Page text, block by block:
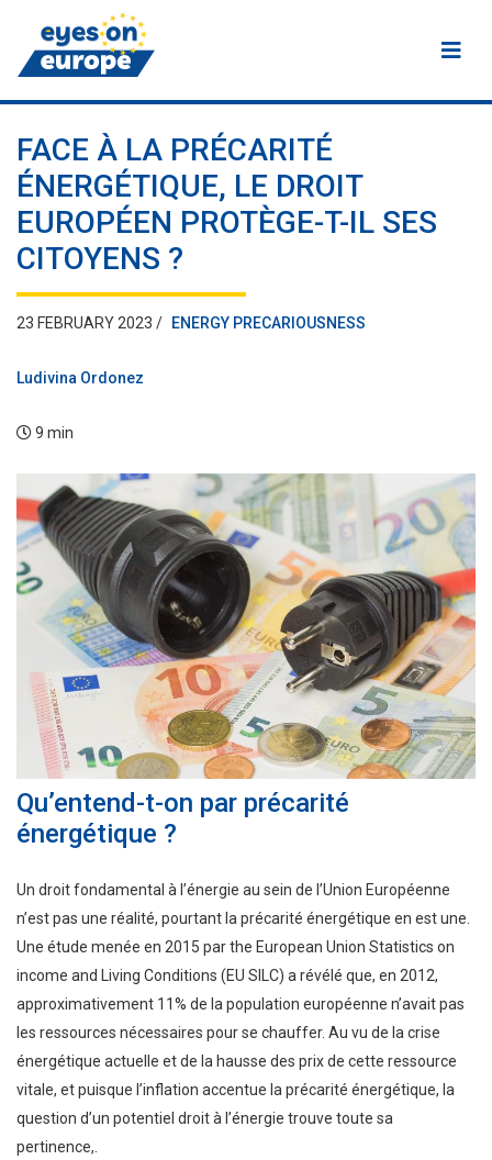
Eyes on Europe
FACE À LA PRÉCARITÉ
ÉNERGÉTIQUE, LE DROIT
EUROPÉEN PROTÈGE-T-IL SES
CITOYENS ?
23 FEBRUARY 2023 / ENERGY PRECARIOUSNESS
Ludivina Ordonez
9 min
Qu’entend-t-on par précarité
énergétique ?
Un droit fondamental à l’énergie au sein de l’Union Européenne
n’est pas une réalité, pourtant la précarité énergétique en est une.
Une étude menée en 2015 par the European Union Statistics on
income and Living Conditions (EU SILC) a révélé que, en 2012,
approximativement 11% de la population européenne n’avait pas
les ressources nécessaires pour se chauffer. Au vu de la crise
énergétique actuelle et de la hausse des prix de cette ressource
vitale, et puisque l’inflation accentue la précarité énergétique, la
question d’un potentiel droit à l’énergie trouve toute sa
pertinence,.